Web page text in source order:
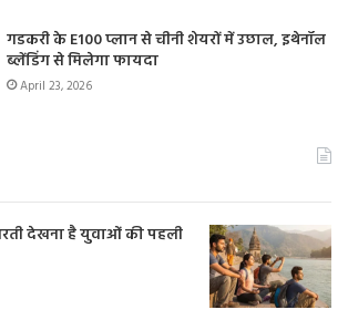
गडकरी के E100 प्लान से चीनी शेयरों में उछाल, इथेनॉल
ब्लेंडिंग से मिलेगा फायदा
April 23, 2026
देखना है युवाओं की पहली